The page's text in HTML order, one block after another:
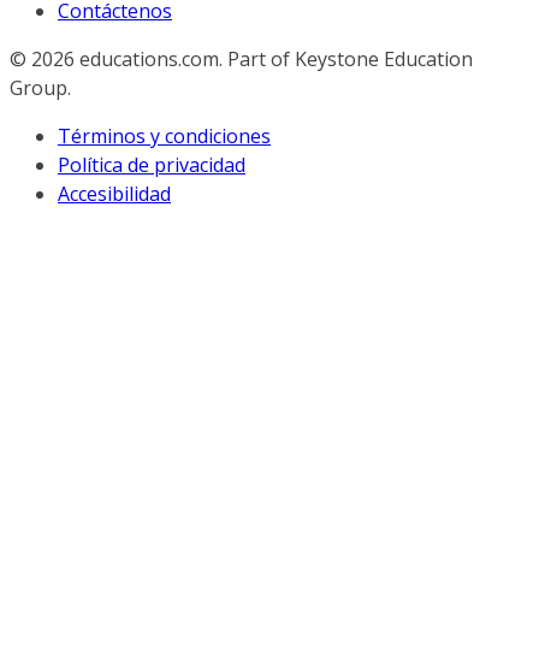
Contáctenos
© 2026 educations.com. Part of Keystone Education
Group.
Términos y condiciones
Política de privacidad
Accesibilidad